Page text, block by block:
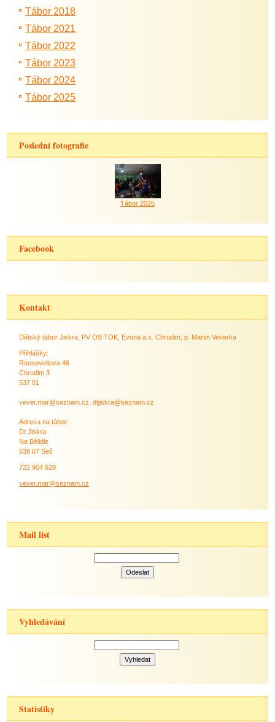
Tábor 2018
Tábor 2021
Tábor 2022
Tábor 2023
Tábor 2024
Tábor 2025
Poslední fotografie
Tábor 2025
Facebook
Kontakt
Dětský tábor Jiskra, PV OS TOK, Evona a.s. Chrudim, p. Martin Veverka
Přihlášky:
Rooseveltova 46
Chrudim 3
537 01
vever.mar@seznam.cz, dtjiskra@seznam.cz
Adresa na tábor:
Dt Jiskra
Na Bělidle
538 07 Seč
722 904 628
vever.mar@seznam.cz
Mail list
Vyhledávání
Statistiky